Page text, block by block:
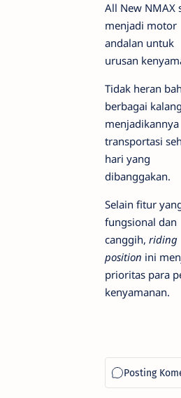
All New NMAX
menjadi motor
andalan untuk
urusan
Tidak heran
berbagai
menjadikannya
transportasi
hari yang
dibanggakan.
Selain fitur
fungsional dan
canggih, riding
position ini
prioritas para
kenyamanan.